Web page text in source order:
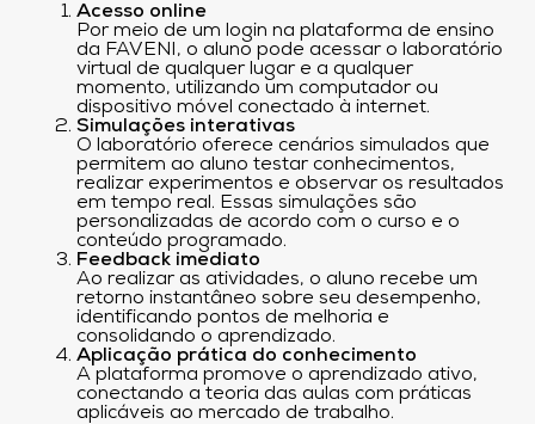
Acesso online
Por meio de um login na plataforma de ensino
da FAVENI, o aluno pode acessar o laboratório
virtual de qualquer lugar e a qualquer
momento, utilizando um computador ou
dispositivo móvel conectado à internet.
Simulações interativas
O laboratório oferece cenários simulados que
permitem ao aluno testar conhecimentos,
realizar experimentos e observar os resultados
em tempo real. Essas simulações são
personalizadas de acordo com o curso e o
conteúdo programado.
Feedback imediato
Ao realizar as atividades, o aluno recebe um
retorno instantâneo sobre seu desempenho,
identificando pontos de melhoria e
consolidando o aprendizado.
Aplicação prática do conhecimento
A plataforma promove o aprendizado ativo,
conectando a teoria das aulas com práticas
aplicáveis ao mercado de trabalho.